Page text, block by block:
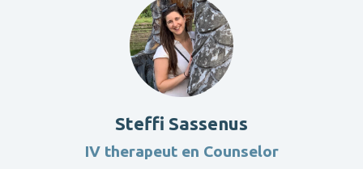
Steffi Sassenus
IV therapeut en Counselor